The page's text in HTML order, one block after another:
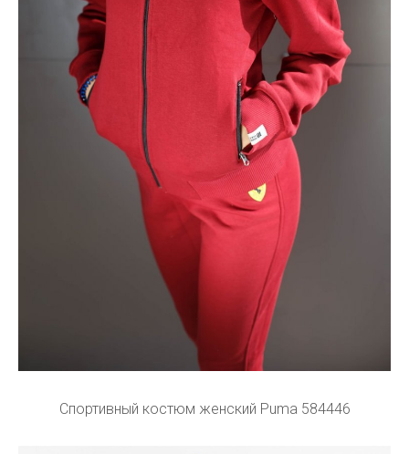
Спортивный костюм женский Puma 584446